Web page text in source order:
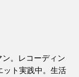
。レコーディン
ット実践中。生活